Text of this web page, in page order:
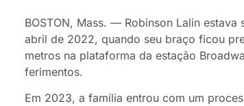
BOSTON, Mass. — Robinson Lalin
abril de 2022, quando seu braço ficou
metros na plataforma da estação
ferimentos.
Em 2023, a família entrou com um